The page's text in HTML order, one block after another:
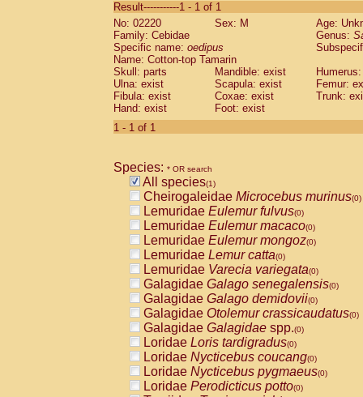
CebidaeSaguinus labiatus(0)
Cebidae Saguinus leucopus (0)
Cebidae
CebidaeSaguinus mystax
Cebidae Saguinus nigricollis (0)
Cebidae Saguinus oedipus
Cebidae Saguinus weddelli
Cebidae Saguinusspp.
Cebidae
CebidaeCebus capucinus
CebidaeCebus nigrivittatus
CebidaeCebus spp.(0)
CebidaeSaimiri boliviensis(0)
CebidaeSaimiri sciureus(0)
AtelidaeAlouatta caraya(0)
AtelidaeAlouatta fusca(0)
AtelidaeAlouatta seniculus(0)
AtelidaeAlouattaspp.(0)
AtelidaeAteles belzebuth(0)
AtelidaeAteles geoffroyi(0)
AtelidaeAteles paniscus(0)
AtelidaeAtelesspp.(0)
AtelidaeLagothrix lagothricha(0)
AtelidaeLagothrix lagothricha cana
PitheciidaeCacajao calvus
Result-----------1 - 1 of 1
No: 02220
Sex: M
Age:
Family: Cebidae
Genus:
Specific name: oedipus
Name: Cotton-top Tamarin
Skull: parts
Mandible: exist
Ulna: exist
Scapula: exist
Femur:
Fibula: exist
Coxae: exist
Trunk:
Hand: exist
Foot: exist
1 - 1 of 1
Species: * OR search
All species(1)
Cheirogaleidae Microcebus murinus(0)
Lemuridae Eulemur fulvus(0)
Lemuridae Eulemur macaco(0)
Lemuridae Eulemur mongoz(0)
Lemuridae Lemur catta(0)
Lemuridae Varecia variegata(0)
Galagidae Galago senegalensis(0)
Galagidae Galago demidovii(0)
Galagidae Otolemur crassicaudatus(0)
Galagidae Galagidae spp.(0)
Loridae Loris tardigradus(0)
Loridae Nycticebus coucang(0)
Loridae Nycticebus pygmaeus(0)
Loridae Perodicticus potto(0)